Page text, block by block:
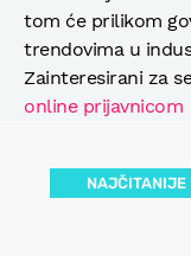
tom će prilikom
trendovima u
Zainteresirani za
online prijavnicom
NAJČITANIJE